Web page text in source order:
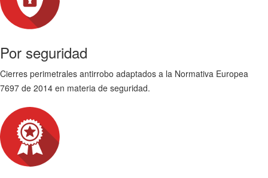
Por seguridad
Cierres perimetrales antirrobo adaptados a la Normativa Europea
7697 de 2014 en materia de seguridad.